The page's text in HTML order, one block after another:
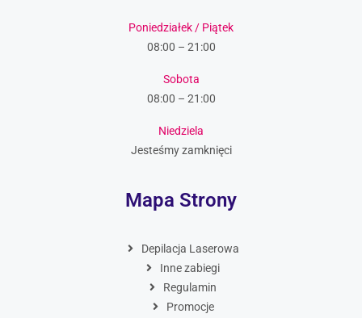
Poniedziałek / Piątek
08:00 – 21:00
Sobota
08:00 – 21:00
Niedziela
Jesteśmy zamknięci
Mapa Strony
Depilacja Laserowa
Inne zabiegi
Regulamin
Promocje